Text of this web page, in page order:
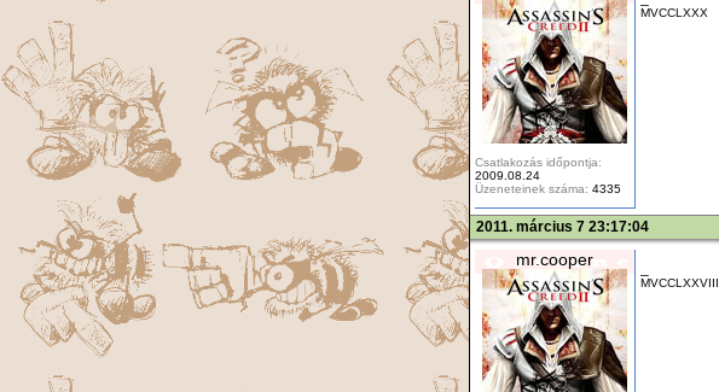
Csatlakozás időpontja:
2009.08.24
Üzeneteinek száma: 4335
MVCCLXXX
2011. március 7 23:17:04
mr.cooper
MVCCLXXVIII